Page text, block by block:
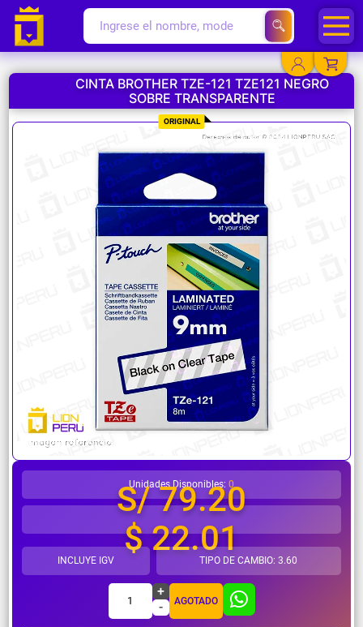
YA EXISTO
SOY NUEVO
¿Necesitas ayuda?
CINTA BROTHER TZE-121 TZE121 NEGRO
SOBRE TRANSPARENTE
ORIGINAL
Unidades Disponibles: 0
S/ 79.20
$ 22.01
INCLUYE IGV TIPO DE CAMBIO: 3.60
1
+
-
AGOTADO